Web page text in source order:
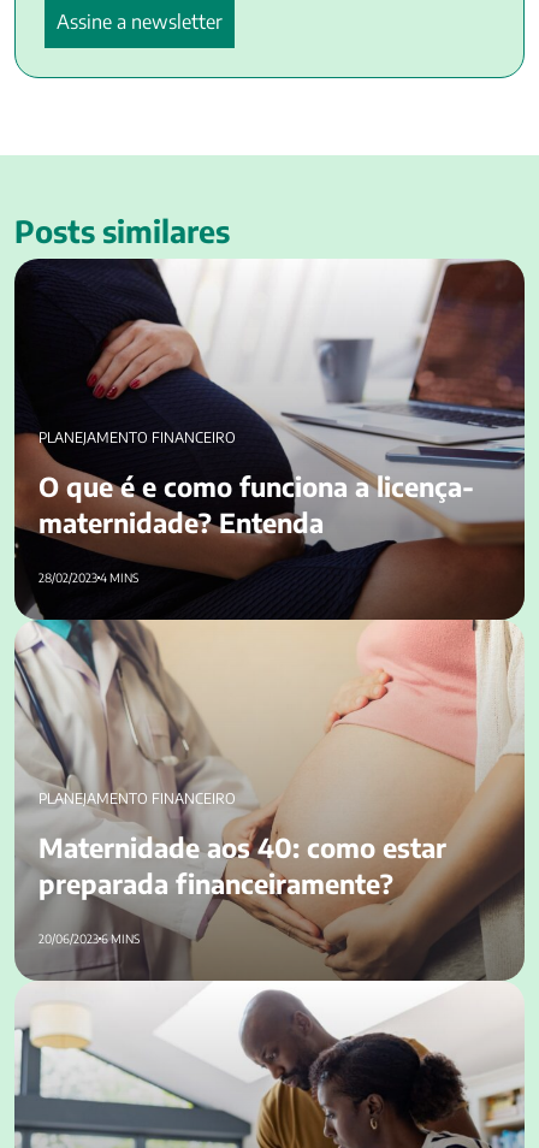
Posts similares
O que é e como funciona a licença-maternidade? Entenda
PLANEJAMENTO FINANCEIRO
O que é e como funciona a licença-
maternidade? Entenda
28/02/20234 MINS
Maternidade aos 40: como estar preparada
financeiramente?
PLANEJAMENTO FINANCEIRO
Maternidade aos 40: como estar
preparada financeiramente?
20/06/20236 MINS
Como informar despesas médicas no IRPF? Entenda!